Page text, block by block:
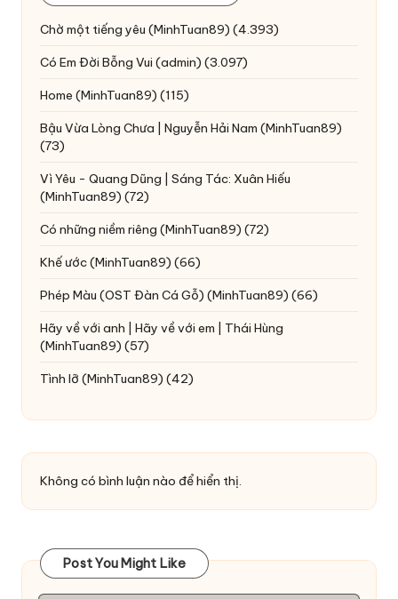
Chờ một tiếng yêu (MinhTuan89) (4.393)
Có Em Đời Bỗng Vui (admin) (3.097)
Home (MinhTuan89) (115)
Bậu Vừa Lòng Chưa | Nguyễn Hải Nam (MinhTuan89)
(73)
Vì Yêu - Quang Dũng | Sáng Tác: Xuân Hiếu
(MinhTuan89) (72)
Có những niềm riêng (MinhTuan89) (72)
Khế ước(MinhTuan89) (66)
Phép Màu (OST Đàn Cá Gỗ) (MinhTuan89) (66)
Hãy về với anh | Hãy về với em | Thái Hùng
(MinhTuan89) (57)
Tình lỡ (MinhTuan89) (42)
Không có bình luận nào để hiển thị.
Post You Might Like